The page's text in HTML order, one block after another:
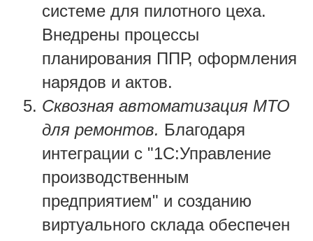
системе для пилотного цеха.
Внедрены процессы
планирования ППР, оформления
нарядов и актов.
Сквозная автоматизация МТО
для ремонтов. Благодаря
интеграции с "1С:Управление
производственным
предприятием" и созданию
виртуального склада обеспечен